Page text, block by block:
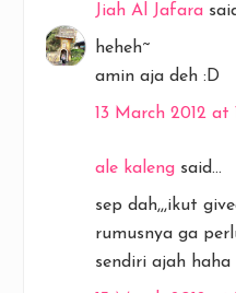
Jiah Al Jafara
heheh~
amin aja deh :D
13 March 2012 at
ale kaleng said...
sep dah,,,ikut
rumusnya ga
sendiri ajah haha